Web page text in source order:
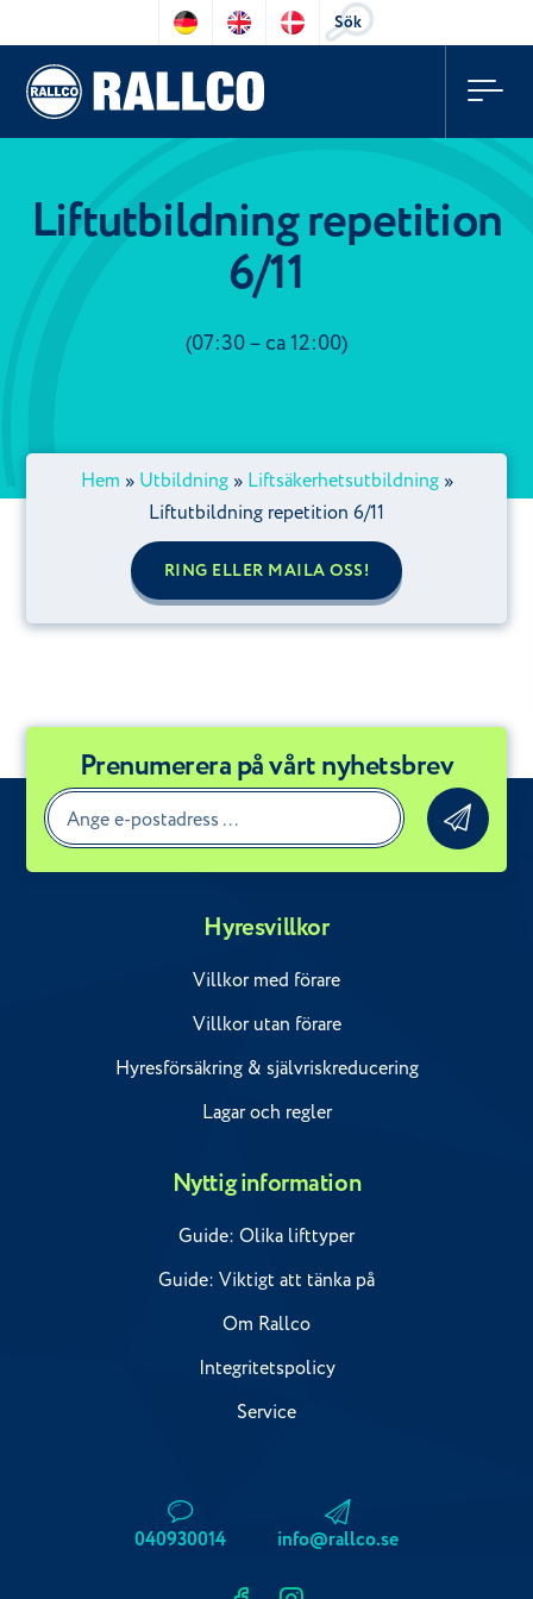
Sök
Liftutbildning repetition
6/11
(07:30 – ca 12:00)
Hem » Utbildning» Liftsäkerhetsutbildning»
Liftutbildning repetition 6/11
RING ELLER MAILA OSS!
Prenumerera på vårt nyhetsbrev
Hyresvillkor
Villkor med förare
Villkor utan förare
Hyresförsäkring & självriskreducering
Lagar och regler
Nyttig information
Guide: Olika lifttyper
Guide: Viktigt att tänka på
Om Rallco
Integritetspolicy
Service
040930014 info@rallco.se